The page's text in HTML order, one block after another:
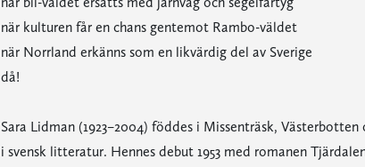
när kulturen får en chans gentemot Rambo-väldet
när Norrland erkänns som en likvärdig del av Sverige
då!
Sara Lidman (1923–2004) föddes i Missenträsk,
i svensk litteratur. Hennes debut 1953 med romanen